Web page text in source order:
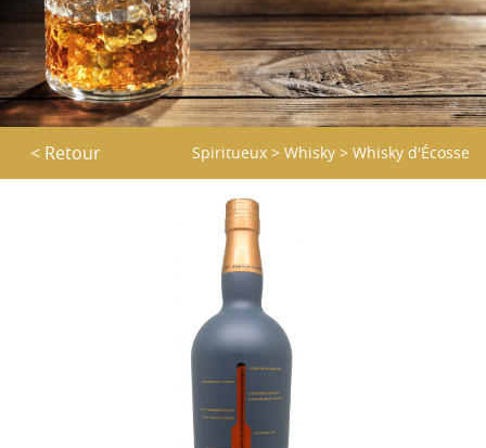
< Retour Spiritueux > Whisky > Whisky d'Écosse